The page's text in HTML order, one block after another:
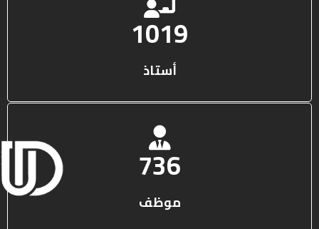
1316
أستاذ
950
موظف